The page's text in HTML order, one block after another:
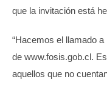
que la invitación está
“Hacemos el llamado
de www.fosis.gob.cl.
aquellos que no